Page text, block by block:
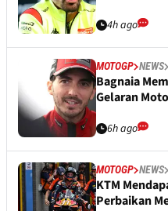
4h ago
MOTOGP NEWS
Bagnaia
Gelaran
6h ago
MOTOGP NEWS
KTM
Perbaikan